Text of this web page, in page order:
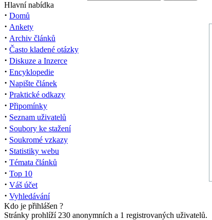
Hlavní nabídka
· Domů
· Ankety
· Archiv článků
· Často kladené otázky
· Diskuze a Inzerce
· Encyklopedie
· Napište článek
· Praktické odkazy
· Připomínky
· Seznam uživatelů
· Soubory ke stažení
· Soukromé vzkazy
· Statistiky webu
· Témata článků
· Top 10
· Váš účet
· Vyhledávání
Kdo je přihlášen ?
Stránky prohlíží 230 anonymních a 1 registrovaných uživatelů.